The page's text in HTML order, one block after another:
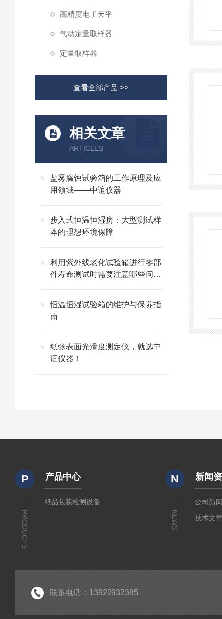
高精度电子天平
气动定量取样器
定量取样器
查看全部产品 >>
相关文章
ARTICLES
盐雾腐蚀试验箱的工作原理及应
用领域——中谊仪器
步入式恒温恒湿房：大型测试样
本的理想环境保障
利用紫外线老化试验箱进行零部
件寿命测试时需要注意哪些问
恒温恒湿试验箱的维护与保养指
南
纸张表面光滑度测定仪，就选中
谊仪器！
P
PRODUCTS
产品中心
纸品包装检测设备
N
NEWS
新闻
公司新
技术文
联系电话：13922932385